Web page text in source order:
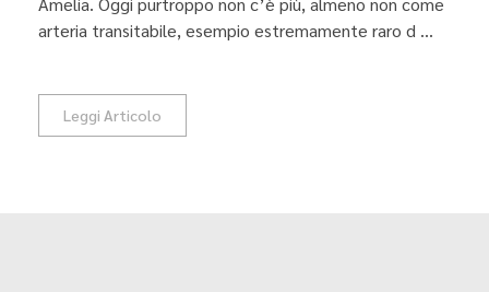
arteria transitabile, esempio estremamente raro d ...
Leggi Articolo